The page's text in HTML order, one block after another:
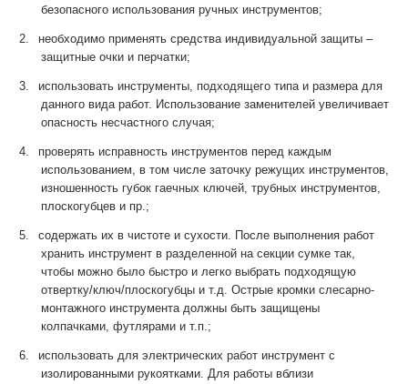
безопасного использования ручных инструментов;
2.
необходимо применять средства индивидуальной защиты –
защитные очки и перчатки;
3.
использовать инструменты, подходящего типа и размера для
данного вида работ. Использование заменителей увеличивает
опасность несчастного случая;
4.
проверять исправность инструментов перед каждым
использованием, в том числе заточку режущих инструментов,
изношенность губок гаечных ключей, трубных инструментов,
плоскогубцев и пр.;
5.
содержать их в чистоте и сухости. После выполнения работ
хранить инструмент в разделенной на секции сумке так,
чтобы можно было быстро и легко выбрать подходящую
отвертку/ключ/плоскогубцы и т.д. Острые кромки слесарно-
монтажного инструмента должны быть защищены
колпачками, футлярами и т.п.;
6.
использовать для электрических работ инструмент с
изолированными рукоятками. Для работы вблизи